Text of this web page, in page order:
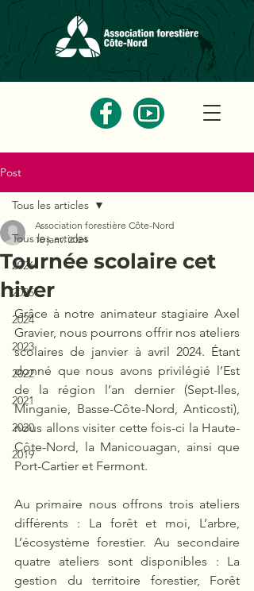
Post
Tous les articles
2026
2025
2024
2023
2022
2021
2020
2019
Tous les articles
Tournée scolaire cet
hiver
Association forestière Côte-Nord
10 janv. 2024
Grâce à notre animateur stagiaire Axel
Gravier, nous pourrons offrir nos ateliers
scolaires de janvier à avril 2024. Étant
donné que nous avons privilégié l’Est
de la région l’an dernier (Sept-Iles,
Minganie, Basse-Côte-Nord, Anticosti),
nous allons visiter cette fois-ci la Haute-
Côte-Nord, la Manicouagan, ainsi que
Port-Cartier et Fermont.
Au primaire nous offrons trois ateliers
différents : La forêt et moi, L’arbre,
L’écosystème forestier. Au secondaire
quatre ateliers sont disponibles : La
gestion du territoire forestier, Forêt